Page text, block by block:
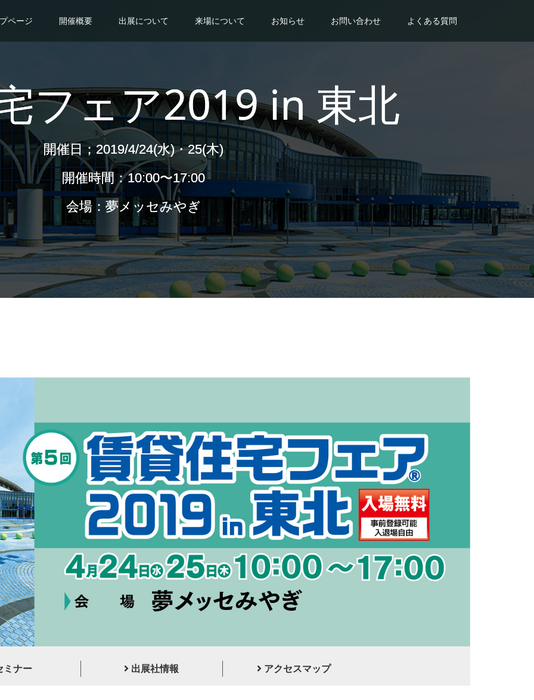
ページ 開催概要 出展について 来場について お知らせ お問い合わせ よくある質問
フェア2019 in 東北
開催日；2019/4/24(水)・25(木)
開催時間：10:00〜17:00
会場：夢メッセみやぎ
ミナー 出展社情報 アクセスマップ